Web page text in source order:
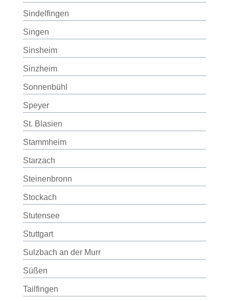
Sindelfingen
Singen
Sinsheim
Sinzheim
Sonnenbühl
Speyer
St. Blasien
Stammheim
Starzach
Steinenbronn
Stockach
Stutensee
Stuttgart
Sulzbach an der Murr
Süßen
Tailfingen